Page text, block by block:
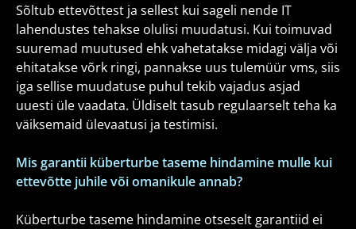
Sõltub ettevõttest ja sellest kui sageli nende IT
lahendustes tehakse olulisi muudatusi. Kui toimuvad
suuremad muutused ehk vahetatakse midagi välja või
ehitatakse võrk ringi, pannakse uus tulemüür vms, siis
iga sellise muudatuse puhul tekib vajadus asjad
uuesti üle vaadata. Üldiselt tasub regulaarselt teha ka
väiksemaid ülevaatusi ja testimisi.
Mis garantii küberturbe taseme hindamine mulle kui
ettevõtte juhile või omanikule annab?
Küberturbe taseme hindamine otseselt garantiid ei